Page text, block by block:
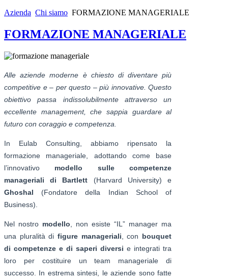
Azienda Chi siamo FORMAZIONE MANAGERIALE
FORMAZIONE MANAGERIALE
Alle aziende moderne è chiesto di diventare più
competitive e – per questo – più innovative. Questo
obiettivo passa indissolubilmente attraverso un
eccellente management, che sappia guardare al
futuro con coraggio e competenza.
In Eulab Consulting, abbiamo ripensato la
formazione manageriale, adottando come base
l’innovativo modello sulle competenze
manageriali di Bartlett (Harvard University) e
Ghoshal (Fondatore della Indian School of
Business).
Nel nostro modello , non esiste “IL” manager ma
una pluralità difigure manageriali , con bouquet
di competenze e di saperi diversi e integrati tra
loro per costituire un team manageriale di
successo. In estrema sintesi, le aziende sono fatte